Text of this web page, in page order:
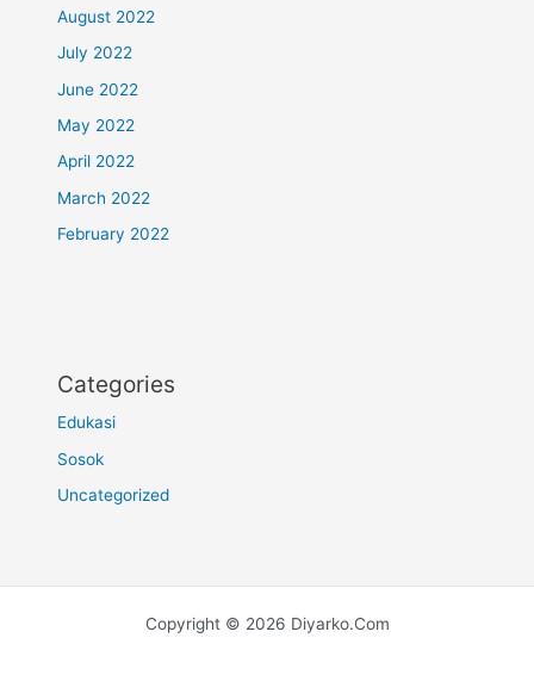
August 2022
July 2022
June 2022
May 2022
April 2022
March 2022
February 2022
Categories
Edukasi
Sosok
Uncategorized
Copyright © 2026 Diyarko.Com